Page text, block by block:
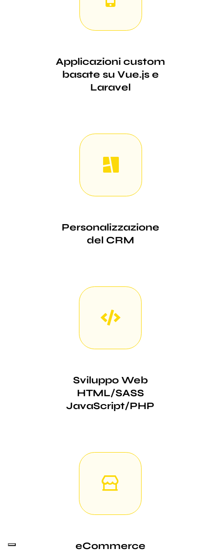
Applicazioni custom
basate su Vue.js e
Laravel
Personalizzazione
del CRM
Sviluppo Web
HTML/SASS
JavaScript/PHP
eCommerce